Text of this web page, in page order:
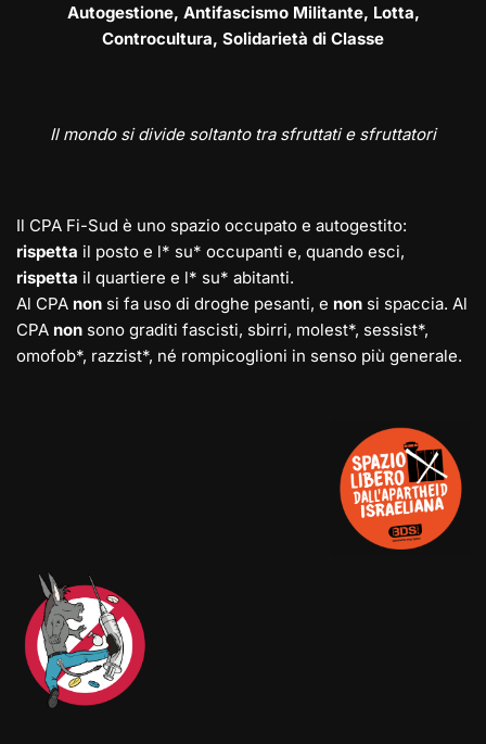
Autogestione, Antifascismo Militante, Lotta,
Controcultura, Solidarietà di Classe
Il mondo si divide soltanto tra sfruttati e sfruttatori
Il CPA Fi-Sud è uno spazio occupato e autogestito:
rispetta il posto e l* su* occupanti e, quando esci,
rispetta il quartiere e l* su* abitanti.
Al CPA non si fa uso di droghe pesanti, e non si spaccia. Al
CPA non sono graditi fascisti, sbirri, molest*, sessist*,
omofob*, razzist*, né rompicoglioni in senso più generale.